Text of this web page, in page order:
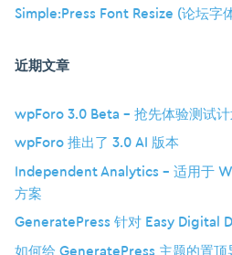
Simple:Press Font Resize (论坛字
近期文章
wpForo 3.0 Beta – 抢先体验测试计
wpForo 推出了 3.0 AI 版本
Independent Analytics – 适用于
方案
GeneratePress 针对 Easy Digital
如何给 GeneratePress 主题的置顶